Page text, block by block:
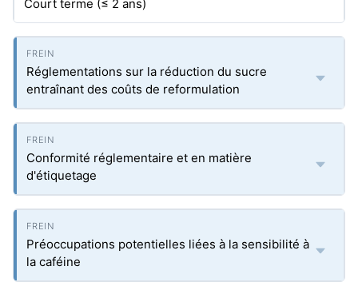
Court terme (≤ 2 ans)
Réglementations sur la réduction du sucre
entraînant des coûts de reformulation
Conformité réglementaire et en matière
d'étiquetage
Préoccupations potentielles liées à la sensibilité à
la caféine